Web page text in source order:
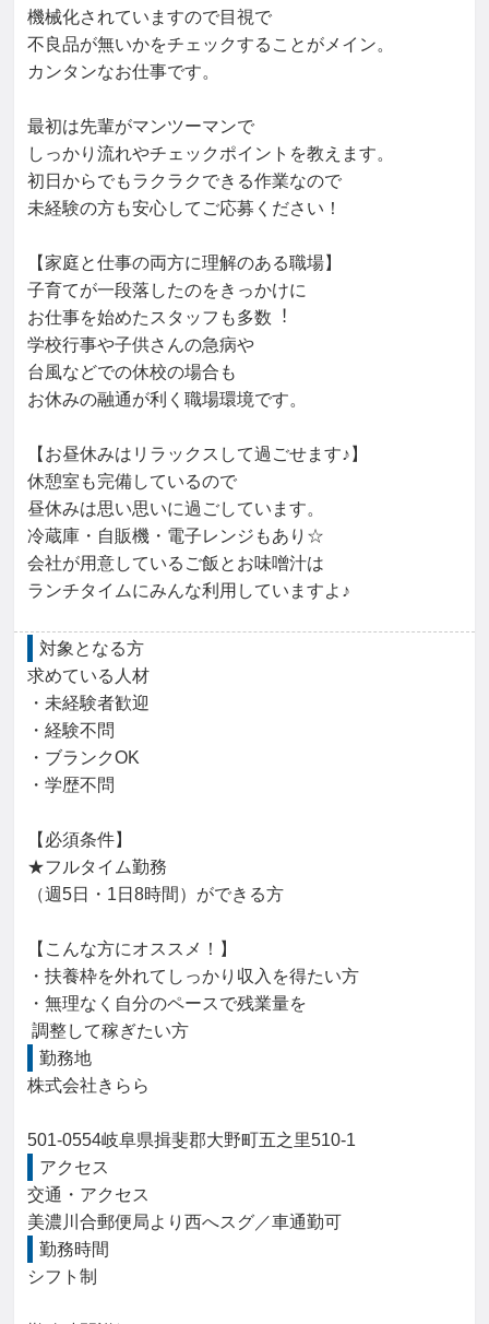
機械化されていますので目視で
不良品が無いかをチェックすることがメイン。
カンタンなお仕事です。
最初は先輩がマンツーマンで
しっかり流れやチェックポイントを教えます。
初日からでもラクラクできる作業なので
未経験の方も安心してご応募ください！
【家庭と仕事の両方に理解のある職場】
子育てが一段落したのをきっかけに
お仕事を始めたスタッフも多数︕
学校行事や子供さんの急病や
台風などでの休校の場合も
お休みの融通が利く職場環境です。
【お昼休みはリラックスして過ごせます♪】
休憩室も完備しているので
昼休みは思い思いに過ごしています。
冷蔵庫・自販機・電子レンジもあり☆
会社が用意しているご飯とお味噌汁は
ランチタイムにみんな利用していますよ♪
対象となる方
求めている人材
・未経験者歓迎
・経験不問
・ブランクOK
・学歴不問
【必須条件】
★フルタイム勤務
（週5日・1日8時間）ができる方
【こんな方にオススメ！】
・扶養枠を外れてしっかり収入を得たい方
・無理なく自分のペースで残業量を
調整して稼ぎたい方
勤務地
株式会社きらら
501-0554岐阜県揖斐郡大野町五之里510-1
アクセス
交通・アクセス
美濃川合郵便局より西へスグ／車通勤可
勤務時間
シフト制